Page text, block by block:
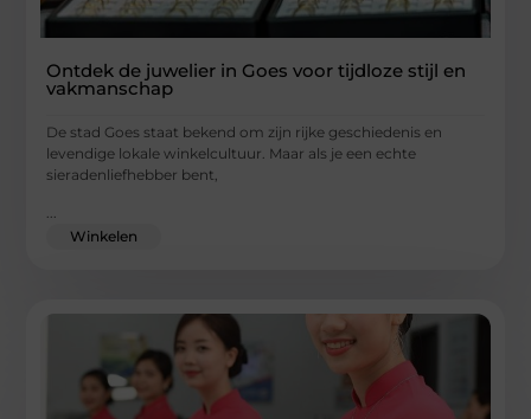
Ontdek de juwelier in Goes voor tijdloze stijl en
vakmanschap
De stad Goes staat bekend om zijn rijke geschiedenis en
levendige lokale winkelcultuur. Maar als je een echte
sieradenliefhebber bent,
...
Winkelen